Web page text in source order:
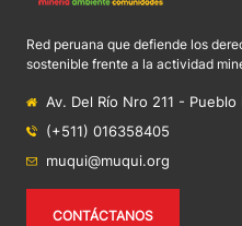
Red peruana que defiende los
sostenible frente a la actividad
Av. Del Río Nro 211 - Pueblo
(+511) 016358405
muqui@muqui.org
CONTÁCTANOS